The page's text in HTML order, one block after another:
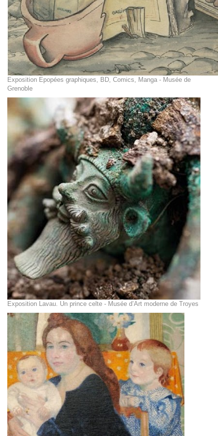
Exposition Epopées graphiques, BD, Comics, Manga - Musée de
Grenoble
Exposition Lavau. Un prince celte - Musée d’Art moderne de Troyes